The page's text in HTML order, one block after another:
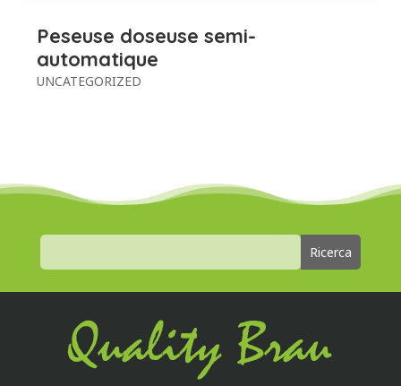
Peseuse doseuse semi-
automatique
UNCATEGORIZED